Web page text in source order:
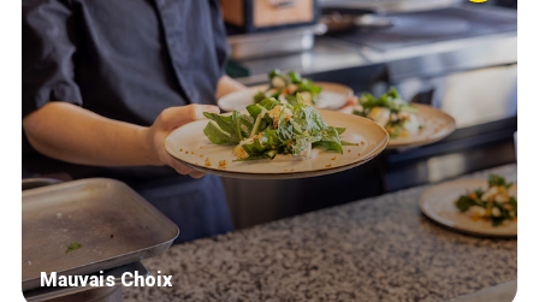
Mauvais Choix